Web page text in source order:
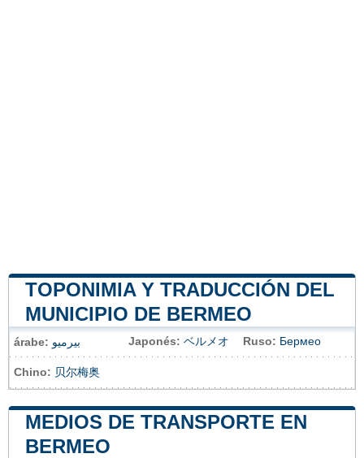
TOPONIMIA Y TRADUCCIÓN DEL
MUNICIPIO DE BERMEO
árabe: بيرميو Japonés: ベルメオ Ruso: Бермео
Chino: 贝尔梅奥
MEDIOS DE TRANSPORTE EN
BERMEO